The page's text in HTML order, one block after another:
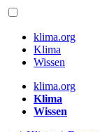
klima.org
Klima
Wissen
klima.org
Klima
Wissen